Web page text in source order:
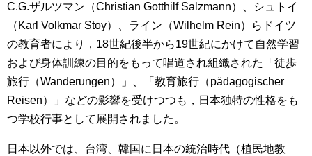
C.G.ザルツマン（Christian Gotthilf Salzmann）、シュトイ
（Karl Volkmar Stoy）、ライン（Wilhelm Rein）らドイツ
の教育者により，18世紀後半から19世紀にかけて自然学習
および身体訓練の目的をもって唱道され組織された「徒歩
旅行（Wanderungen）」、「教育旅行（pädagogischer
Reisen）」などの影響を受けつつも，日本独特の性格をも
つ学校行事として展開されました。
日本以外では、台湾、韓国に日本の統治時代（植民地教